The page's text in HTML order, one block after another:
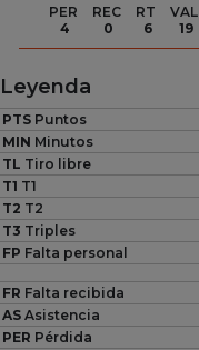
PER
4
REC
0
RT
6
VAL
19
Leyenda
PTS Puntos
MIN Minutos
TL Tiro libre
T1 T1
T2 T2
T3 Triples
FP Falta personal
FR Falta recibida
AS Asistencia
PER Pérdida